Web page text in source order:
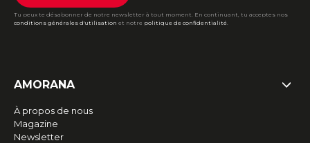
Tu peux te désabonner de notre newsletter à tout moment. En continuant, tu acceptes nos
conditions générales d'utilisation et notre politique de confidentialité.
AMORANA
À propos de nous
Magazine
Newsletter